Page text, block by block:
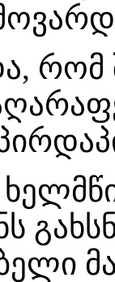
რომ